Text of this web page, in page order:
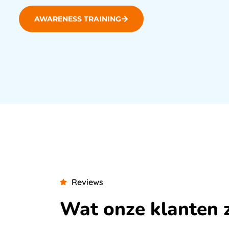
AWARENESS TRAINING
Reviews
Wat onze klanten